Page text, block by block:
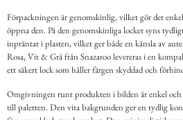
Förpackningen är genomskinlig, vilket gör det
öppna den. På den genomskinliga locket syns
inpräntat i plasten, vilket ger både en känsla av
Rosa, Vit & Grå från Snazaroo levereras i en
ett säkert lock som håller färgen skyddad och
Omgivningen runt produkten i bilden är enkel
till paletten. Den vita bakgrunden ger en tydlig